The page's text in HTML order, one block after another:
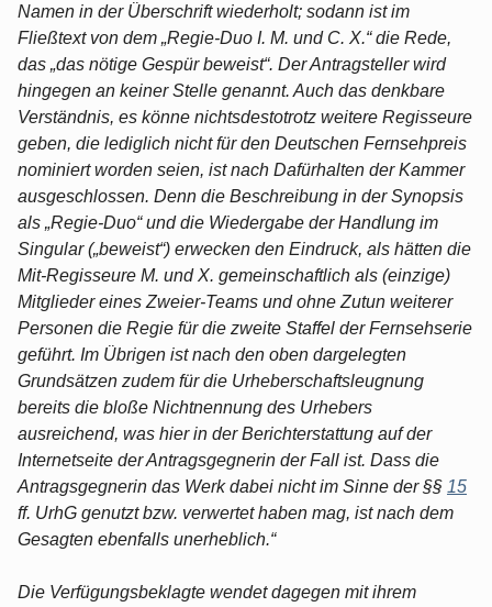
Namen in der Überschrift wiederholt; sodann ist im
Fließtext von dem „Regie-Duo I. M. und C. X.“ die Rede,
das „das nötige Gespür beweist“. Der Antragsteller wird
hingegen an keiner Stelle genannt. Auch das denkbare
Verständnis, es könne nichtsdestotrotz weitere Regisseure
geben, die lediglich nicht für den Deutschen Fernsehpreis
nominiert worden seien, ist nach Dafürhalten der Kammer
ausgeschlossen. Denn die Beschreibung in der Synopsis
als „Regie-Duo“ und die Wiedergabe der Handlung im
Singular („beweist“) erwecken den Eindruck, als hätten die
Mit-Regisseure M. und X. gemeinschaftlich als (einzige)
Mitglieder eines Zweier-Teams und ohne Zutun weiterer
Personen die Regie für die zweite Staffel der Fernsehserie
geführt. Im Übrigen ist nach den oben dargelegten
Grundsätzen zudem für die Urheberschaftsleugnung
bereits die bloße Nichtnennung des Urhebers
ausreichend, was hier in der Berichterstattung auf der
Internetseite der Antragsgegnerin der Fall ist. Dass die
Antragsgegnerin das Werk dabei nicht im Sinne der §§ 15
ff. UrhG genutzt bzw. verwertet haben mag, ist nach dem
Gesagten ebenfalls unerheblich.“
Die Verfügungsbeklagte wendet dagegen mit ihrem